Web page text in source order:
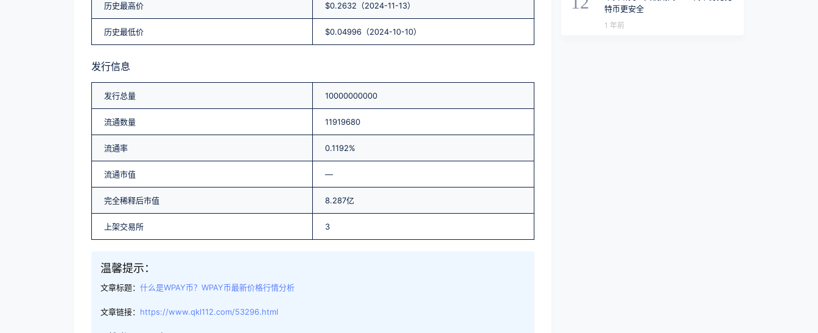
历史最高价 $0.2632（2024-11-13）
历史最低价 $0.04996（2024-10-10）
发行信息
发行总量 10000000000
流通数量 11919680
流通率 0.1192%
流通市值 —
完全稀释后市值 8.287亿
上架交易所 3
温馨提示：
文章标题： 什么是WPAY币？WPAY币最新价格行情分析
文章链接： https://www.qkl112.com/53296.html
特币更安全
1 年前